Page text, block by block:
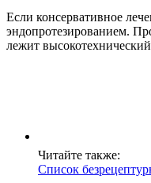
Если консервативное
эндопротезированием.
лежит
Читайте также:
Список